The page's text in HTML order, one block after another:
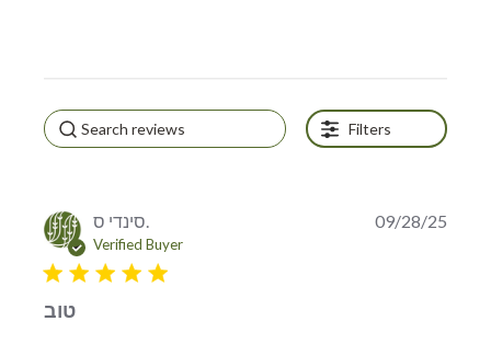
Filters
סינדי ס.
Verified Buyer
5 star rating
טוב
09/28/25